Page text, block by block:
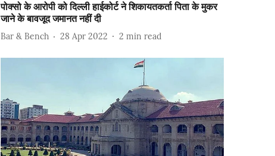
पोक्सो के आरोपी को दिल्ली हाईकोर्ट ने शिकायतकर्ता पिता के मुकर
जाने के बावजूद जमानत नहीं दी
Bar & Bench 28 Apr 2022 2 min read